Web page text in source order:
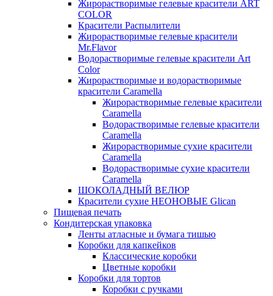
Жирорастворимые гелевые красители ART
COLOR
Красители Распылители
Жирорастворимые гелевые красители
Mr.Flavor
Водорастворимые гелевые красители Art
Color
Жирорастворимые и водорастворимые
красители Caramella
Жирорастворимые гелевые красители
Caramella
Водорастворимые гелевые красители
Caramella
Жирорастворимые сухие красители
Caramella
Водорастворимые сухие красители
Caramella
ШОКОЛАДНЫЙ ВЕЛЮР
Красители сухие НЕОНОВЫЕ Glican
Пищевая печать
Кондитерская упаковка
Ленты атласные и бумага тишью
Коробки для капкейков
Классические коробки
Цветные коробки
Коробки для тортов
Коробки с ручками